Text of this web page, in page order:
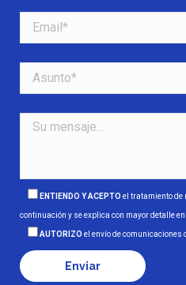
ENTIENDO Y ACEPTO el tratamiento de
continuación y se explica con mayor detalle en
AUTORIZO el envío de comunicaciones